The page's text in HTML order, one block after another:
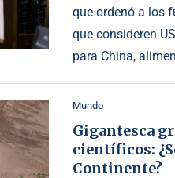
que ordenó a los
que consideren
para China,
Mundo
Gigantesca
científicos:
Continente?